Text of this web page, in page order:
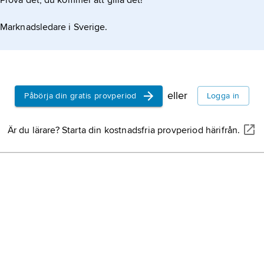
Marknadsledare i Sverige.
Påbörja din gratis provperiod eller Logga in
Är du lärare? Starta din kostnadsfria provperiod härifrån.